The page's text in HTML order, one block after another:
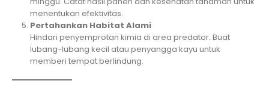
menentukan efektivitas.
Pertahankan Habitat Alami
Hindari penyemprotan kimia di area predator. Buat
lubang-lubang kecil atau penyangga kayu untuk
memberi tempat berlindung.